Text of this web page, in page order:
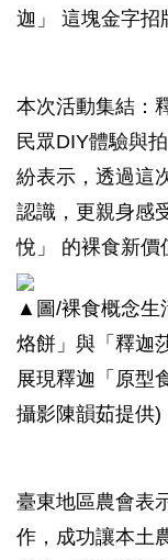
迦」 這塊金字招
本次活動集結：
民眾DIY體驗與
紛表示，透過這
認識，更親身感
悅」 的裸食新價
▲圖/裸食概念生
烙餅」與「釋迦
展現釋迦「原型
攝影陳韻茹提供)
臺東地區農會表
作，成功讓本土